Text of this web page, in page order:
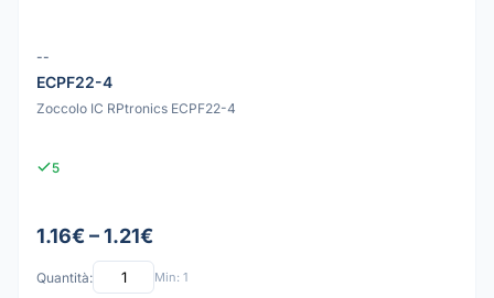
--
ECPF22-4
Zoccolo IC RPtronics ECPF22-4
5
1.16€ – 1.21€
Quantità: Min: 1